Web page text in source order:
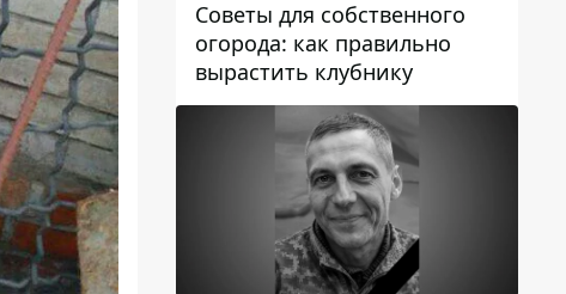
Советы для собственного
огорода: как правильно
вырастить клубнику